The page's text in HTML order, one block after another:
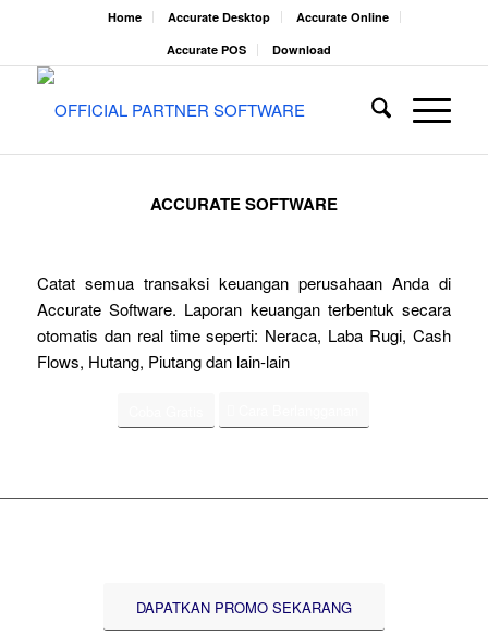
Home Accurate Desktop
Accurate Online
Accurate POS
Download
ACCURATE SOFTWARE
Catat semua transaksi keuangan perusahaan Anda di
Accurate Software. Laporan keuangan terbentuk secara
otomatis dan real time seperti: Neraca, Laba Rugi, Cash
Flows, Hutang, Piutang dan lain-lain
DAPATKAN PROMO SEKARANG